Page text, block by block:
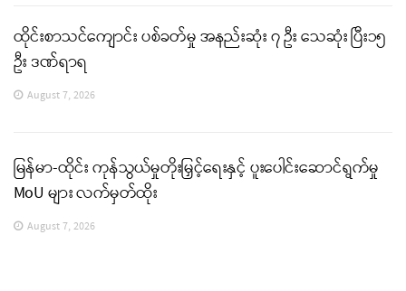
ထိုင်းစာသင်ကျောင်း ပစ်ခတ်မှု အနည်းဆုံး ၇ ဦး သေဆုံး ပြီး၁၅
ဦး ဒဏ်ရာရ
August 7, 2026
မြန်မာ-ထိုင်း ကုန်သွယ်မှုတိုးမြှင့်ရေးနှင့် ပူးပေါင်းဆောင်ရွက်မှု
MoU များ လက်မှတ်ထိုး
August 7, 2026